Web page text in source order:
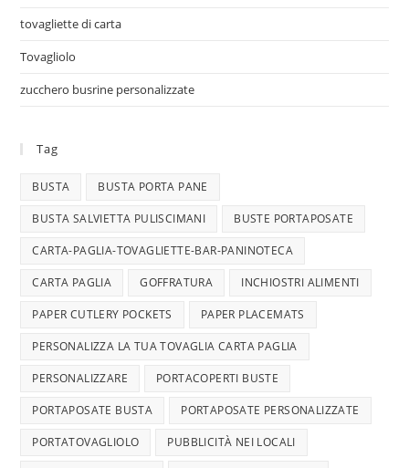
tovagliette di carta
Tovagliolo
zucchero busrine personalizzate
Tag
BUSTA BUSTA PORTA PANE
BUSTA SALVIETTA PULISCIMANI BUSTE PORTAPOSATE
CARTA-PAGLIA-TOVAGLIETTE-BAR-PANINOTECA
CARTA PAGLIA GOFFRATURA INCHIOSTRI ALIMENTI
PAPER CUTLERY POCKETS PAPER PLACEMATS
PERSONALIZZA LA TUA TOVAGLIA CARTA PAGLIA
PERSONALIZZARE PORTACOPERTI BUSTE
PORTAPOSATE BUSTA PORTAPOSATE PERSONALIZZATE
PORTATOVAGLIOLO PUBBLICITÀ NEI LOCALI